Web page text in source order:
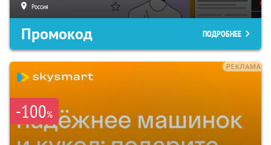
Россия
Промокод ПОДРОБНЕЕ
-100%